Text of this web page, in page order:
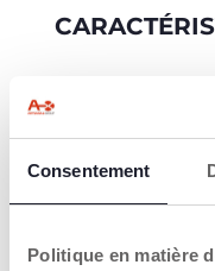
Consentement
Politique en matière